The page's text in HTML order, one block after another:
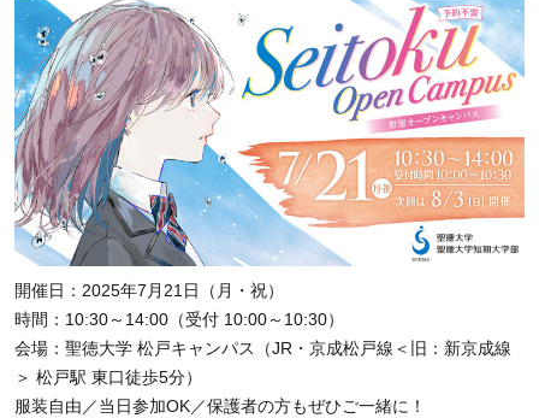
開催日：2025年7月21日（月・祝）
時間：10:30～14:00（受付 10:00～10:30）
会場：聖徳大学 松戸キャンパス（JR・京成松戸線＜旧：新京成線
＞ 松戸駅 東口徒歩5分）
服装自由／当日参加OK／保護者の方もぜひご一緒に！